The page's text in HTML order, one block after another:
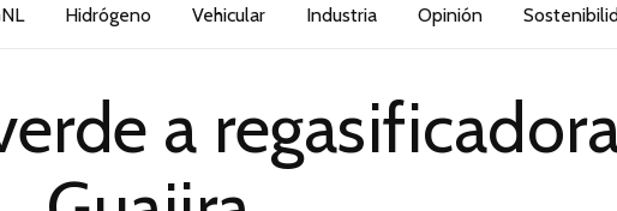
Hidrógeno Vehicular Industria Opinión
a